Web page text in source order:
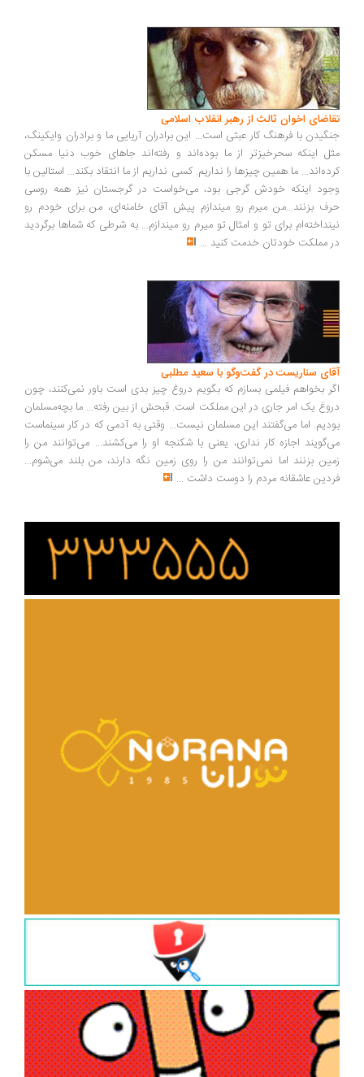
تقاضای اخوان ثالث از رهبر انقلاب اسلامی
جنگیدن با فرهنگ کار عبثی است... این برادران آریایی ما و برادران وایکینگ،
مثل اینکه سحرخیزتر از ما بوده‌اند و رفته‌اند جاهای خوب دنیا مسکن
کرده‌اند... ما همین چیزها را نداریم. کسی نداریم از ما انتقاد بکند... استالین با
وجود اینکه خودش گرجی بود، می‌خواست در گرجستان نیز همه روسی
حرف بزنند...من میرم رو میندازم پیش آقای خامنه‌ای، من برای خودم رو
نینداخته‌ام برای تو و امثال تو میرم رو میندازم... به شرطی که شماها برگردید
در مملکت خودتان خدمت کنید ...
آقای سناریست در گفت‌وگو با سعید مطلبی
اگر بخواهم فیلمی بسازم که بگویم دروغ چیز بدی است باور نمی‌کنند، چون
دروغ یک امر جاری در این مملکت است. قبحش از بین رفته... ما بچه‌مسلمان
بودیم. اما می‌گفتند این مسلمان نیست... وقتی به آدمی که در کار سینماست
می‌گویند اجازه کار نداری، یعنی با شکنجه او را می‌کشند... می‌توانند من را
زمین بزنند اما نمی‌توانند من را روی زمین نگه دارند، من بلند می‌شوم...
فردین عاشقانه مردم را دوست داشت ...